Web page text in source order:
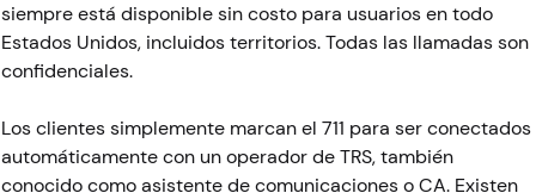
siempre está disponible sin costo para usuarios en todo
Estados Unidos, incluidos territorios. Todas las llamadas son
confidenciales.
Los clientes simplemente marcan el 711 para ser conectados
automáticamente con un operador de TRS, también
conocido como asistente de comunicaciones o CA. Existen